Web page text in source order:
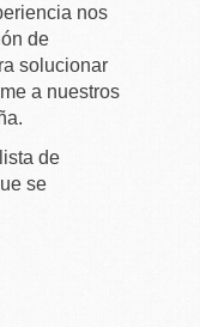
nos
de
solucionar
a nuestros
de
se